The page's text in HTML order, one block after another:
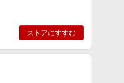
ストアにすすむ